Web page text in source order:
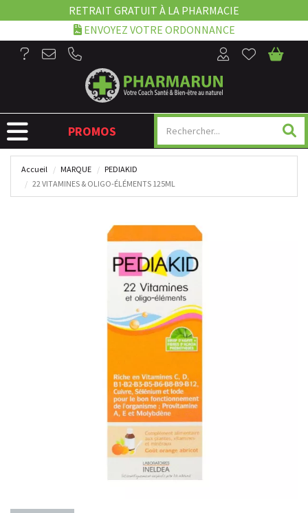
RETRAIT GRATUIT À LA PHARMACIE
ENVOYEZ VOTRE ORDONNANCE
NAVIGATION
PROMOS
Accueil MARQUE
PEDIAKID
22 VITAMINES & OLIGO-ÉLÉMENTS 125ML